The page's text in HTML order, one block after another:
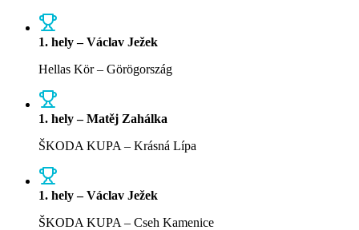
1. hely – Václav Ježek
Hellas Kör – Görögország
1. hely – Matěj Zahálka
ŠKODA KUPA – Krásná Lípa
1. hely – Václav Ježek
ŠKODA KUPA – Cseh Kamenice